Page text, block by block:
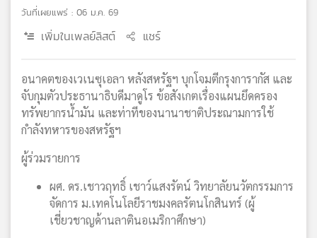
วิทยุ
เครือ
วันที่เผยแพร่ : 06 ม.ค. 69
เพิ่มในเพลย์ลิสต์ แชร์
อนาคตของเวเนซุเอลา หลังสหรัฐฯ บุกโจมตีกรุงการากัส และ
จับกุมตัวประธานาธิบดีมาดูโร ข้อสังเกตเรื่องแผนยึดครอง
ทรัพยากรน้ำมัน และท่าทีของนานาชาติประณามการใช้
กำลังทหารของสหรัฐฯ
ผู้ร่วมรายการ
ผศ. ดร.เชาวฤทธิ์ เชาว์แสงรัตน์ วิทยาลัยนวัตกรรมการ
จัดการ ม.เทคโนโลยีราชมงคลรัตนโกสินทร์ (ผู้
เชี่ยวชาญด้านลาตินอเมริกาศึกษา)